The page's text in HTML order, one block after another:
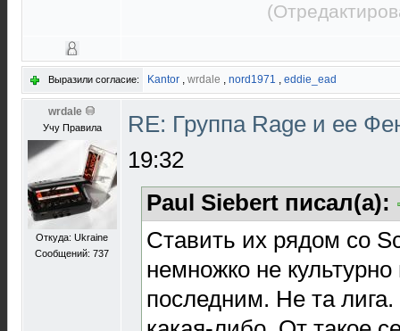
Выразили согласие: Kantor , wrdale , nord1971 , eddie_ead
wrdale
Учу Правила
Откуда: Ukraine
Сообщений: 737
RE: Группа Rage и ее
19:32
Paul Siebert писал(а):
Ставить их рядом со
немножко не
последним. Не та